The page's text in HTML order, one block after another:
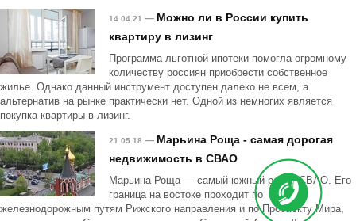
14.04.21 — Можно ли в России купить
квартиру в лизинг
Программа льготной ипотеки помогла огромному
количеству россиян приобрести собственное
жилье. Однако данный инструмент доступен далеко не всем, а
альтернатив на рынке практически нет. Одной из немногих является
покупка квартиры в лизинг.
21.05.18 — Марьина Роща - самая дорогая
недвижимость в СВАО
Марьина Роща — самый южный район СВАО. Его
граница на востоке проходит по
железнодорожным путям Рижского направления и по Проспекту Мира,